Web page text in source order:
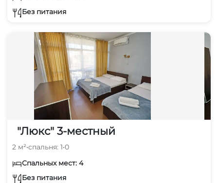
Без питания
"Люкс" 3-местный
2 м²•спальня: 1•0
Спальных мест: 4
Без питания